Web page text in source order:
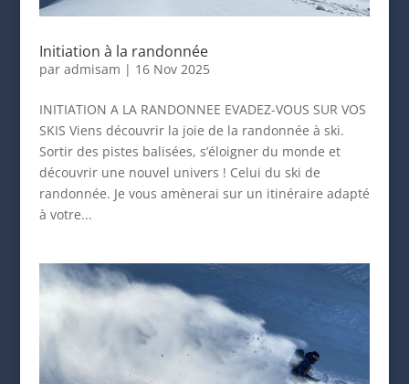
Initiation à la randonnée
par admisam | 16 Nov 2025
INITIATION A LA RANDONNEE EVADEZ-VOUS SUR VOS
SKIS Viens découvrir la joie de la randonnée à ski.
Sortir des pistes balisées, s’éloigner du monde et
découvrir une nouvel univers ! Celui du ski de
randonnée. Je vous amènerai sur un itinéraire adapté
à votre...